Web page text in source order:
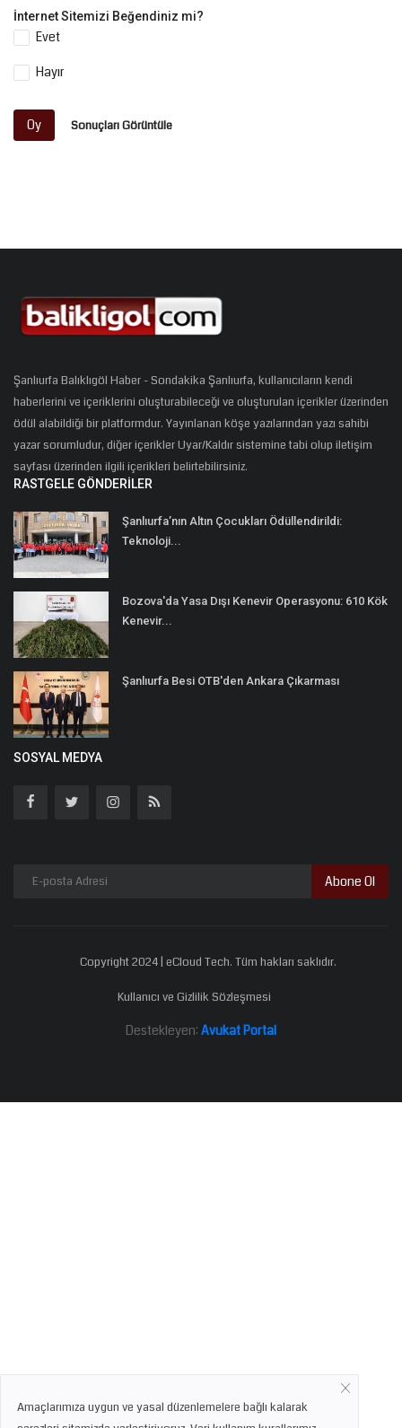
İnternet Sitemizi Beğendiniz mi?
Evet
Hayır
Oy Sonuçları Görüntüle
Şanlıurfa Balıklıgöl Haber - Sondakika Şanlıurfa, kullanıcıların kendi
haberlerini ve içeriklerini oluşturabileceği ve oluşturulan içerikler üzerinden
ödül alabildiği bir platformdur. Yayınlanan köşe yazılarından yazı sahibi
yazar sorumludur, diğer içerikler Uyar/Kaldır sistemine tabi olup iletişim
sayfası üzerinden ilgili içerikleri belirtebilirsiniz.
RASTGELE GÖNDERILER
Şanlıurfa’nın Altın Çocukları Ödüllendirildi:
Teknoloji...
Bozova'da Yasa Dışı Kenevir Operasyonu: 610 Kök
Kenevir...
Şanlıurfa Besi OTB'den Ankara Çıkarması
SOSYAL MEDYA
Abone Ol
Copyright 2024 | eCloud Tech. Tüm hakları saklıdır.
Kullanıcı ve Gizlilik Sözleşmesi
Destekleyen: Avukat Portal
Amaçlarımıza uygun ve yasal düzenlemelere bağlı kalarak